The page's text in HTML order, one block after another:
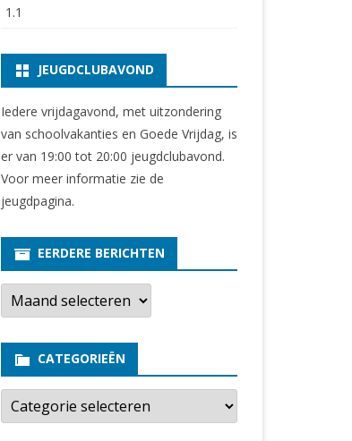
1.1
JEUGDCLUBAVOND
Iedere vrijdagavond, met uitzondering
van schoolvakanties en Goede Vrijdag, is
er van 19:00 tot 20:00 jeugdclubavond.
Voor meer informatie zie de
jeugdpagina.
EERDERE BERICHTEN
E
r
e
e
b
r
CATEGORIEËN
C
t